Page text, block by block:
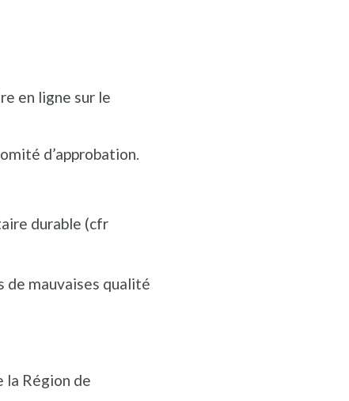
en ligne sur le
d’approbation.
durable (cfr
de mauvaises qualité
la Région de